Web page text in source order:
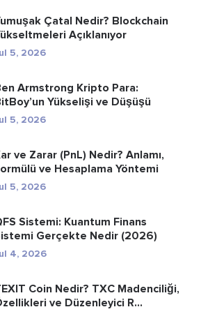
Çatal Nedir? Blockchain
Açıklanıyor
5, 2026
Armstrong Kripto Para:
Yükselişi ve Düşüşü
5, 2026
ve Zarar (PnL) Nedir? Anlamı,
ve Hesaplama Yöntemi
5, 2026
Sistemi: Kuantum Finans
Gerçekte Nedir (2026)
4, 2026
Coin Nedir? TXC Madenciliği,
ve Düzenleyici R...